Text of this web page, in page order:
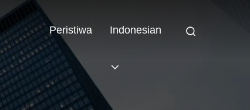
Peristiwa Indonesian